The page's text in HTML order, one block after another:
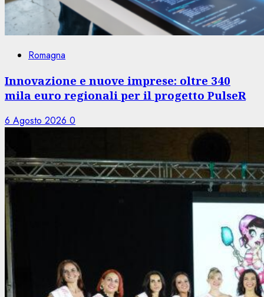
Romagna
Innovazione e nuove imprese: oltre 340
mila euro regionali per il progetto PulseR
6 Agosto 2026 0